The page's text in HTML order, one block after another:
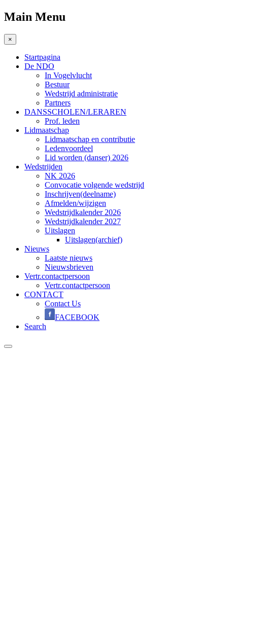
Main Menu
×
Startpagina
De NDO
In Vogelvlucht
Bestuur
Wedstrijd administratie
Partners
DANSSCHOLEN/LERAREN
Prof. leden
Lidmaatschap
Lidmaatschap en contributie
Ledenvoordeel
Lid worden (danser) 2026
Wedstrijden
NK 2026
Convocatie volgende wedstrijd
Inschrijven(deelname)
Afmelden/wijzigen
Wedstrijdkalender 2026
Wedstrijdkalender 2027
Uitslagen
Uitslagen(archief)
Nieuws
Laatste nieuws
Nieuwsbrieven
Vertr.contactpersoon
Vertr.contactpersoon
CONTACT
Contact Us
FACEBOOK
Search